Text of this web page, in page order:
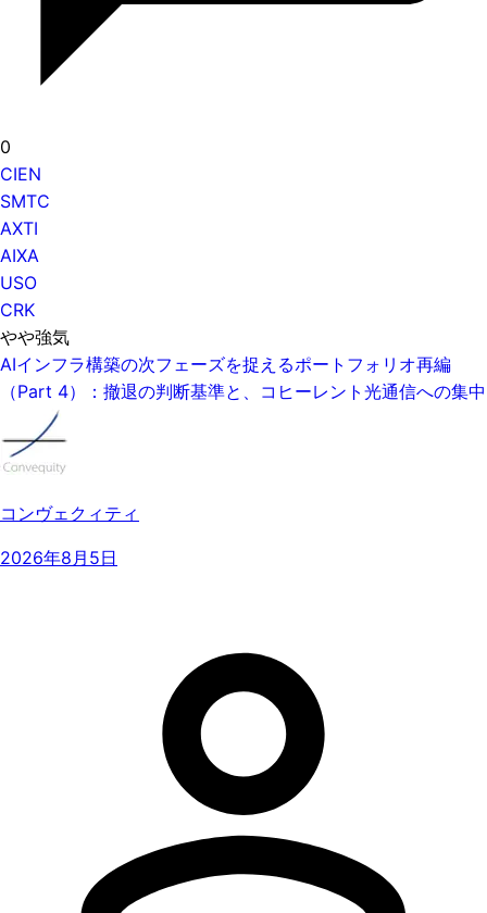
0
CIEN
SMTC
AXTI
AIXA
USO
CRK
やや強気
AIインフラ構築の次フェーズを捉えるポートフォリオ再編
（Part 4）：撤退の判断基準と、コヒーレント光通信への集中
コンヴェクィティ
2026年8月5日